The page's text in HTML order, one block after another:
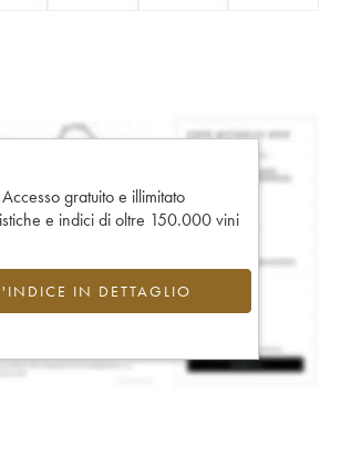
Accesso gratuito e illimitato
e indici di oltre 150.000 vini
IN DETTAGLIO